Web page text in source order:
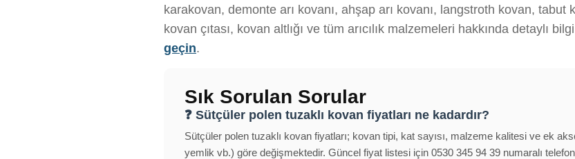
karakovan, demonte arı kovanı, ahşap arı kovanı, langstroth kovan, tabut
kovan çıtası, kovan altlığı ve tüm arıcılık malzemeleri hakkında detaylı
geçin.
Sık Sorulan Sorular
❓ Sütçüler polen tuzaklı kovan fiyatları ne kadardır?
Sütçüler polen tuzaklı kovan fiyatları; kovan tipi, kat sayısı, malzeme kalitesi ve ek
yemlik vb.) göre değişmektedir. Güncel fiyat listesi için 0530 345 94 39 numaralı